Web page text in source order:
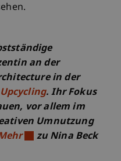
an der
in der
. Ihr Fokus
vor allem im
Umnutzung
zu Nina Beck